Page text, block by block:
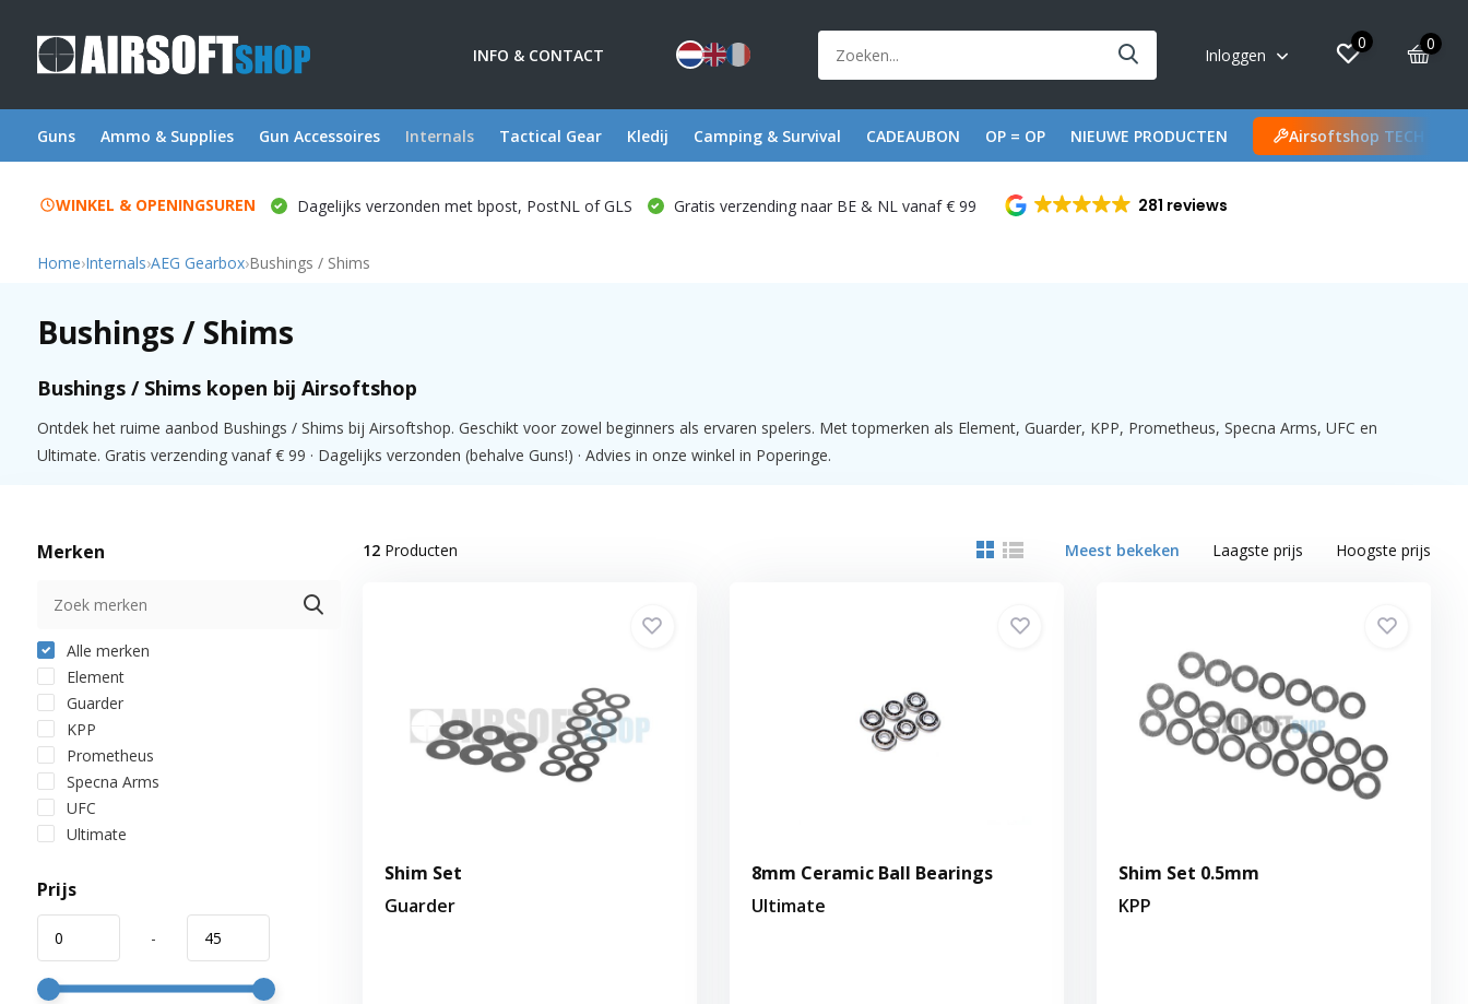
INFO & CONTACT Inloggen
0 0
Guns Ammo & Supplies Gun Accessoires Internals Tactical Gear Kledij Camping & Survival CADEAUBON OP = OP NIEUWE PRODUCTEN Airsoftshop TECH
WINKEL & OPENINGSUREN Dagelijks verzonden met bpost, PostNL of GLS Gratis verzending naar BE & NL vanaf € 99 281 reviews
Home›Internals›AEG Gearbox›Bushings / Shims
Bushings / Shims
Bushings / Shims kopen bij Airsoftshop
Ontdek het ruime aanbod Bushings / Shims bij Airsoftshop. Geschikt voor zowel beginners als ervaren spelers. Met topmerken als Element, Guarder, KPP, Prometheus, Specna Arms, UFC en
Ultimate. Gratis verzending vanaf € 99 · Dagelijks verzonden (behalve Guns!) · Advies in onze winkel in Poperinge.
Merken
Alle merken
Element
Guarder
KPP
Prometheus
Specna Arms
UFC
Ultimate
Prijs
-
12Producten Meest bekeken Laagste prijs Hoogste prijs
Shim Set
Guarder
8mm Ceramic Ball Bearings
Ultimate
Shim Set 0.5mm
KPP